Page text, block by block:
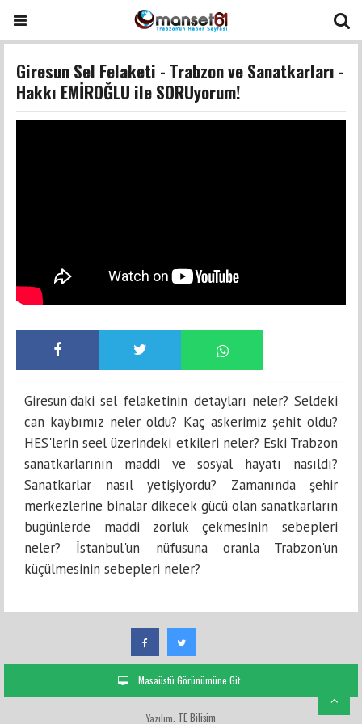
Giresun Sel Felaketi - Trabzon ve Sanatkarları -
Hakkı EMİROĞLU ile SORUyorum!
Giresun'daki sel felaketinin detayları neler? Seldeki
can kaybımız neler oldu? Kaç askerimiz şehit oldu?
HES'lerin seel üzerindeki etkileri neler? Eski Trabzon
sanatkarlarının maddi ve sosyal hayatı nasıldı?
Sanatkarlar nasıl yetişiyordu? Zamanında şehir
merkezlerine binalar dikecek gücü olan sanatkarların
bugünlerde maddi zorluk çekmesinin sebepleri
neler? İstanbul'un nüfusuna oranla Trabzon'un
küçülmesinin sebepleri neler?
Masaüstü Görünümüne Git
Yazılım: TE Bilişim